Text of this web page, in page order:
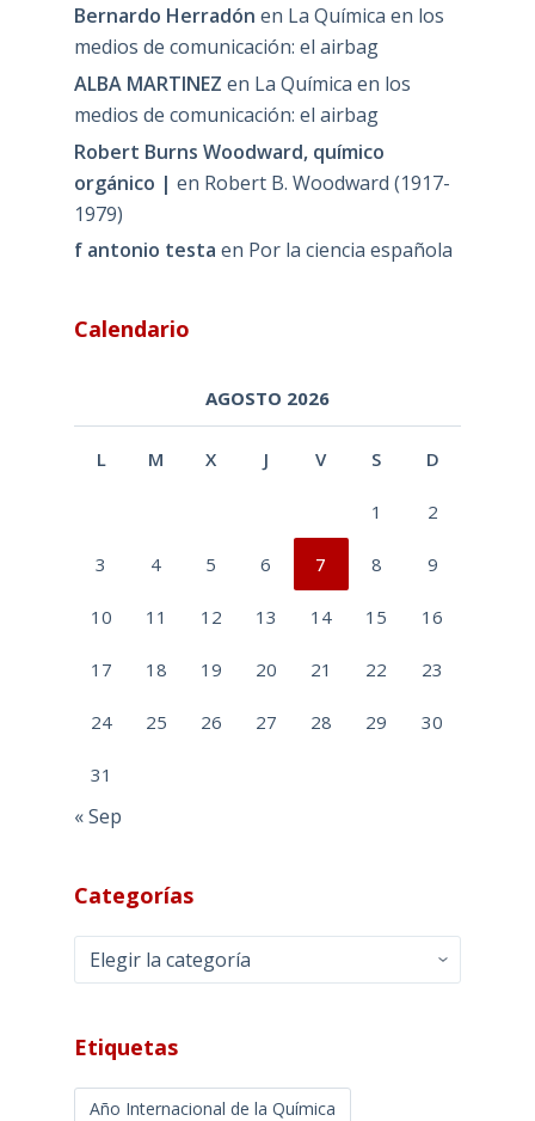
Bernardo Herradón en La Química en los
medios de comunicación: el airbag
ALBA MARTINEZ en La Química en los
medios de comunicación: el airbag
Robert Burns Woodward, químico
orgánico | en Robert B. Woodward (1917-
1979)
f antonio testa en Por la ciencia española
Calendario
AGOSTO 2026
L M X J V S D
1 2
3 4 5 6 7 8 9
10 11 12 13 14 15 16
17 18 19 20 21 22 23
24 25 26 27 28 29 30
31
« Sep
Categorías
Categorías
Etiquetas
Año Internacional de la Química